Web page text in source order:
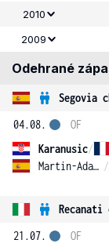
2010
2009
Odehrané
Segovia
04.08.
Karanusic/
Martin-Adalia /
OF
Recanati
21.07.
OF